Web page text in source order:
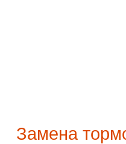
Замена